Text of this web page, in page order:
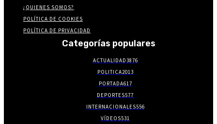
¿QUIENES SOMOS?
POLÍTICA DE COOKIES
POLÍTICA DE PRIVACIDAD
Categorías populares
ACTUALIDAD3876
POLITICA2013
PORTADA617
DEPORTES577
INTERNACIONALES556
VÍDEOS531